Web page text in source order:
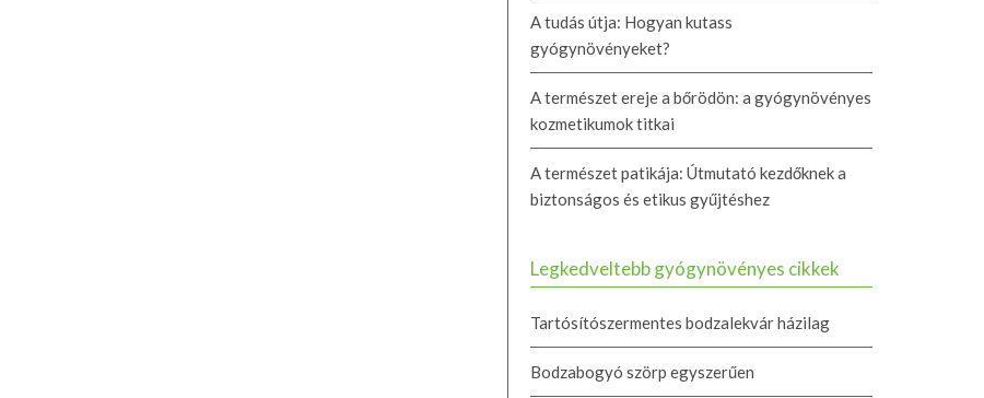
A tudás útja: Hogyan kutass
gyógynövényeket?
A természet ereje a bőrödön: a gyógynövényes
kozmetikumok titkai
A természet patikája: Útmutató kezdőknek a
biztonságos és etikus gyűjtéshez
Legkedveltebb gyógynövényes cikkek
Tartósítószermentes bodzalekvár házilag
Bodzabogyó szörp egyszerűen